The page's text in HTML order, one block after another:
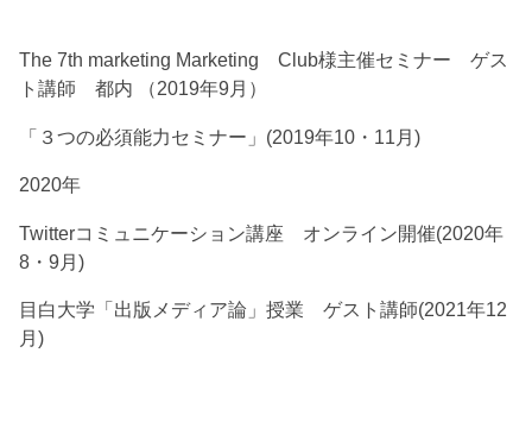
The 7th marketing Marketing Club様主催セミナー ゲス
ト講師 都内 （2019年9月）
「３つの必須能力セミナー」(2019年10・11月)
2020年
Twitterコミュニケーション講座 オンライン開催(2020年
8・9月)
目白大学「出版メディア論」授業 ゲスト講師(2021年12
月)